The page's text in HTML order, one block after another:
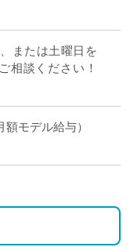
または土曜日を
相談ください！
モデル給与）